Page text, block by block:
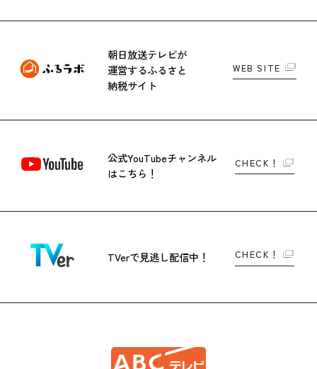
朝日放送テレビが
運営するふるさと
納税サイト
WEB SITE
公式YouTubeチャンネル
はこちら！
CHECK！
TVerで見逃し配信中！ CHECK！